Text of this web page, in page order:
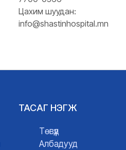
Цахим шуудан:
info@shastinhospital.mn
ТАСАГ НЭГЖ
Төвүүд
Албадууд